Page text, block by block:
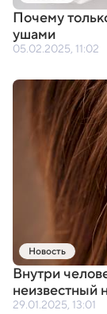
Почему
ушами
05.02.2025, 11:02
Новость
Внутри
неизвестный
29.01.2025, 13:01